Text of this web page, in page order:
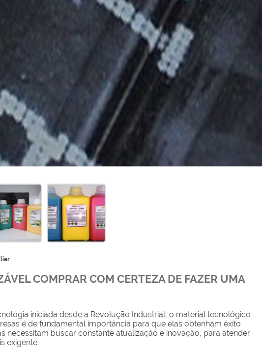
COMPRAR COM CERTEZA DE FAZER UMA
iniciada desde a Revolução Industrial, o material tecnológico
é de fundamental importância para que elas obtenham êxito
necessitam buscar constante atualização e inovação, para atender
exigente.